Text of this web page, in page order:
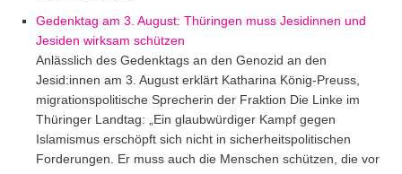
Gedenktag am 3. August: Thüringen muss Jesidinnen und
Jesiden wirksam schützen
Anlässlich des Gedenktags an den Genozid an den
Jesid:innen am 3. August erklärt Katharina König-Preuss,
migrationspolitische Sprecherin der Fraktion Die Linke im
Thüringer Landtag: „Ein glaubwürdiger Kampf gegen
Islamismus erschöpft sich nicht in sicherheitspolitischen
Forderungen. Er muss auch die Menschen schützen, die vor